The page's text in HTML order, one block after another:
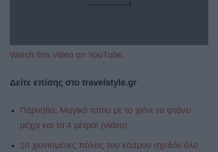
Watch this video on YouTube.
Δείτε επίσης στο travelstyle.gr
Πάρνηθα: Μαγικό τοπίο με το χιόνι να φτάνει
μέχρι και τα 4 μέτρα! (video)
10 χιονισμένες πόλεις του κόσμου σχεδόν όλο